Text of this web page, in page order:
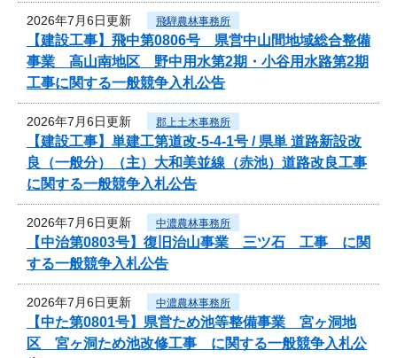
2026年7月6日更新 飛騨農林事務所
【建設工事】飛中第0806号 県営中山間地域総合整備
事業 高山南地区 野中用水第2期・小谷用水路第2期
工事に関する一般競争入札公告
2026年7月6日更新 郡上土木事務所
【建設工事】単建工第道改-5-4-1号 / 県単 道路新設改
良（一般分）（主）大和美並線（赤池）道路改良工事
に関する一般競争入札公告
2026年7月6日更新 中濃農林事務所
【中治第0803号】復旧治山事業 三ツ石 工事 に関
する一般競争入札公告
2026年7月6日更新 中濃農林事務所
【中た第0801号】県営ため池等整備事業 宮ヶ洞地
区 宮ヶ洞ため池改修工事 に関する一般競争入札公